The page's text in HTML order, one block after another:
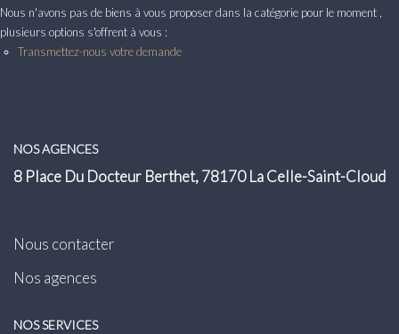
LE GROUPE
Nous n'avons pas de biens à vous proposer dans la catégorie pour le moment ,
plusieurs options s'offrent à vous :
Transmettez-nous votre demande
NOS AGENCES
8 Place Du Docteur Berthet, 78170 La Celle-Saint-Cloud
Nous contacter
Nos agences
NOS SERVICES